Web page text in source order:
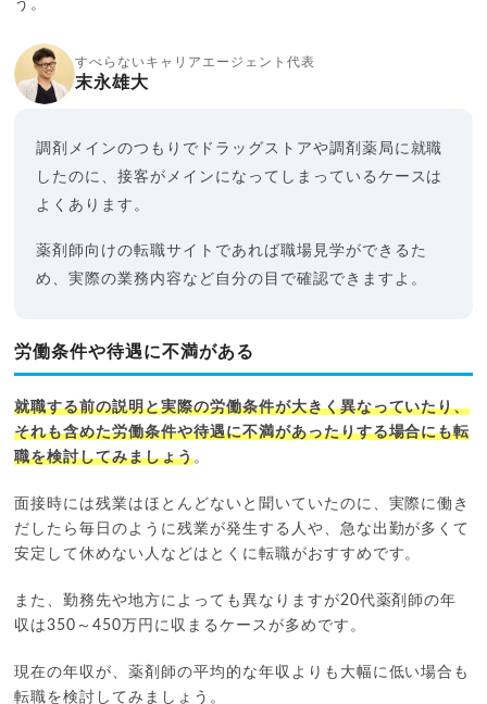
う。
すべらないキャリアエージェント代表
末永雄大
調剤メインのつもりでドラッグストアや調剤薬局に就職
したのに、接客がメインになってしまっているケースは
よくあります。
薬剤師向けの転職サイトであれば職場見学ができるた
め、実際の業務内容など自分の目で確認できますよ。
労働条件や待遇に不満がある
就職する前の説明と実際の労働条件が大きく異なっていたり、
それも含めた労働条件や待遇に不満があったりする場合にも転
職を検討してみましょう。
面接時には残業はほとんどないと聞いていたのに、実際に働き
だしたら毎日のように残業が発生する人や、急な出勤が多くて
安定して休めない人などはとくに転職がおすすめです。
また、勤務先や地方によっても異なりますが20代薬剤師の年
収は350～450万円に収まるケースが多めです。
現在の年収が、薬剤師の平均的な年収よりも大幅に低い場合も
転職を検討してみましょう。